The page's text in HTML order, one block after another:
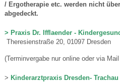
/ Ergotherapie etc. werden nicht
abgedeckt.
> Praxis Dr. Ifflaender -
Theresienstraße 20, 01097 Dresden
(Terminvergabe nur online oder via
> Kinderarztpraxis Dresden- Trachau